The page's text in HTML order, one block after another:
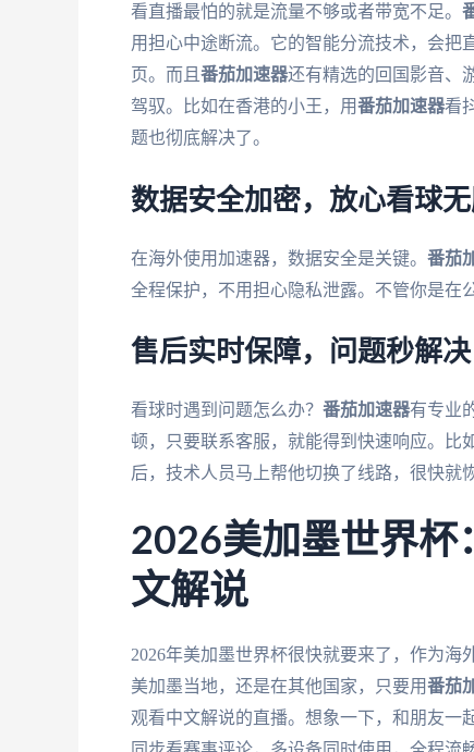
看直播最怕的就是流量不够或者带宽不足。
用担心中途断流。它的智能分流技术，会把
页。而且 番茄加速器还有精选的回国影音、
驾驭。比如在香港的小王，用番茄加速器看
题也彻底解决了。
数据安全加密，放心看球
在海外使用加速器，数据安全是关键。 番茄
全程保护，不用担心隐私泄露。不管你是在
售后实时保障，问题秒解决
看球时遇到问题怎么办？ 番茄加速器有专业
顿，只要联系客服，就能得到快速响应。比
后，技术人员马上帮他切换了线路，很快就
2026美加墨世界杯
文解说
2026年美加墨世界杯很快就要来了，作为
美加墨当地，还是在其他国家，只要用番茄
观看中文解说的直播。想象一下，和朋友一